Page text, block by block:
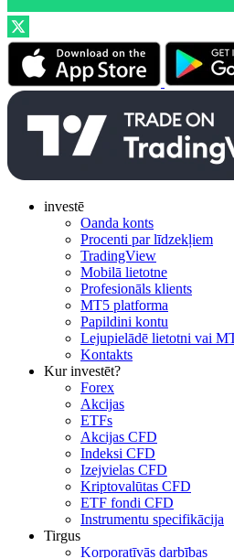
investē
Oanda konts
Procenti par līdzekļiem
TradingView
Mobilā lietotne
Profesionāls klients
MT5 platforma
Papildini kontu
Lejupielādē lietotni vai
Kontakts
Kur investēt?
Forex
Akcijas
ETFs
Akcijas CFD
Indeksi CFD
Izejvielas CFD
Kriptovalūtas CFD
ETF fondi CFD
Instrumentu specifikācija
Tirgus
Korporatīvās darbības